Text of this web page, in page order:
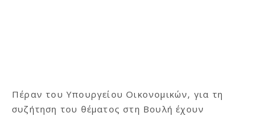
Πέραν του Υπουργείου Οικονομικών, για τη
συζήτηση του θέματος στη Βουλή έχουν